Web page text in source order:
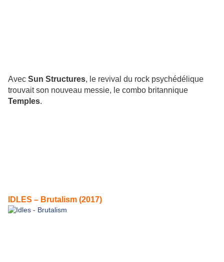
Avec Sun Structures, le revival du rock psychédélique
trouvait son nouveau messie, le combo britannique
Temples.
IDLES – Brutalism (2017)